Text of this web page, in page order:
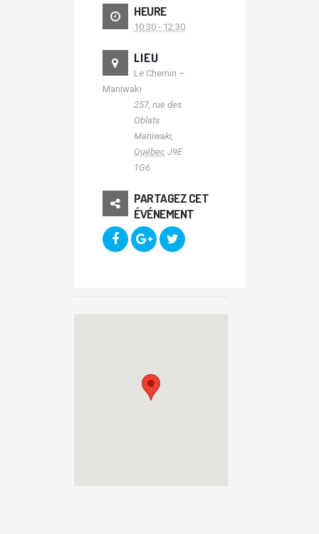
HEURE
10:30 - 12:30
LIEU
Le Chemin –
Maniwaki
257, rue des
Oblats
Maniwaki,
Québec J9E
1G6
PARTAGEZ CET
ÉVÉNEMENT